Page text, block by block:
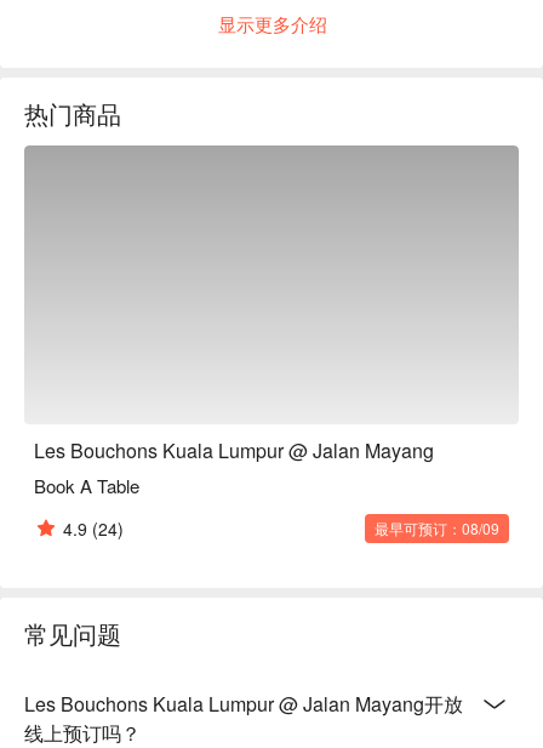
适而迷人。自 2023 年开业以来，这里迅速成为寻觅经典法式
无论您是来享用一顿快晚餐，还是想度过一个悠闲的夜晚，这
里的独特魅力都将让您流连忘返：
显示更多介绍
热门商品
Les Bouchons Kuala Lumpur @ Jalan Mayang
Book A Table
4.9 (24) 最早可预订：08/09
常见问题
Les Bouchons Kuala Lumpur @ Jalan Mayang开放
线上预订吗？